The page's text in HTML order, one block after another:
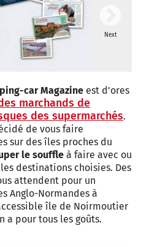
Next
car Magazine est d'ores
marchands de
des supermarchés.
de vous faire
sur des îles proches du
le souffle à faire avec ou
destinations choisies. Des
attendent pour un
Anglo-Normandes à
île de Noirmoutier
a pour tous les goûts.